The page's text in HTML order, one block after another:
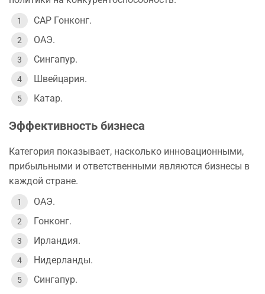
САР Гонконг.
ОАЭ.
Сингапур.
Швейцария.
Катар.
Эффективность бизнеса
Категория показывает, насколько инновационными,
прибыльными и ответственными являются бизнесы в
каждой стране.
ОАЭ.
Гонконг.
Ирландия.
Нидерланды.
Сингапур.